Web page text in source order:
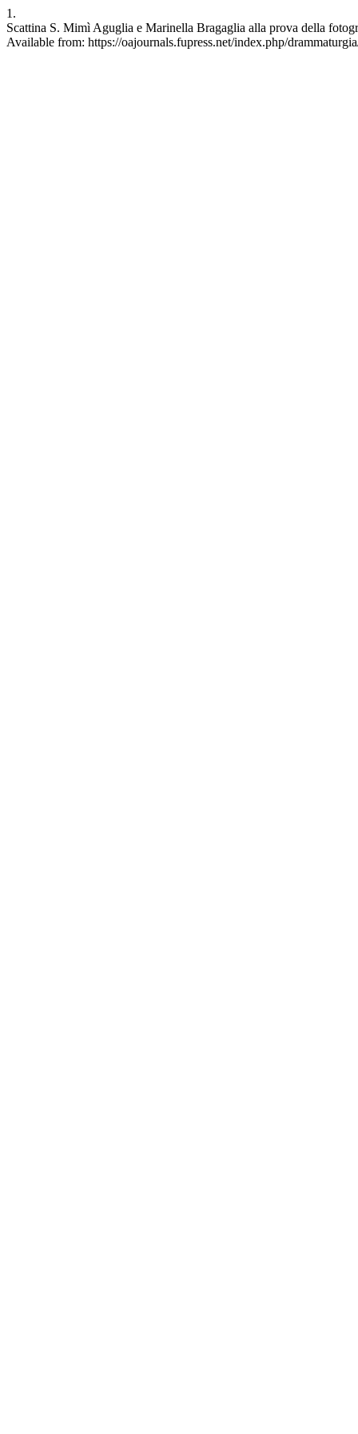
1.
Scattina S. Mimì Aguglia e Marinella Bragaglia alla prova della
Available from: https://oajournals.fupress.net/index.php/